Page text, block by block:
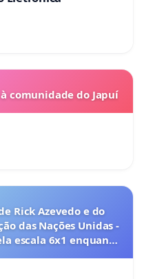
comunidade do Japuí
Rick Azevedo e do
das Nações Unidas -
escala 6x1 enquanto